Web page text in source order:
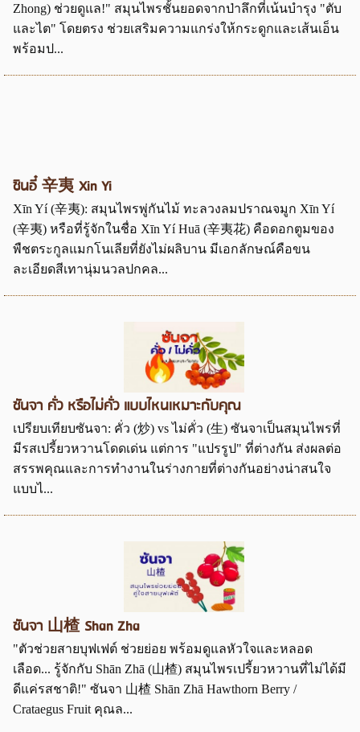
Zhong) ช่วยดูแล!" สมุนไพรชั้นยอดจากป่าลึกที่เน้นบำรุง "ตับ
และไต" โดยตรง ช่วยเสริมความแกร่งให้กระดูกและเส้นเอ็น
พร้อมป...
ซินอี๋ 辛夷 Xin Yi
Xīn Yí (辛夷): สมุนไพรพู่กันไม้ ทะลวงลมปราณจมูก Xīn Yí
(辛夷) หรือที่รู้จักในชื่อ Xīn Yí Huā (辛夷花) คือดอกตูมของ
พืชตระกูลแมกโนเลียที่ยังไม่ผลิบาน มีเอกลักษณ์คือขน
ละเอียดสีเทานุ่มนวลปกคล...
ซันจา คั่ว หรือไม่คั่ว แบบไหนเหมาะกับคุณ
เปรียบเทียบซันจา: คั่ว (炒) vs ไม่คั่ว (生) ซันจาเป็นสมุนไพรที่
มีรสเปรี้ยวหวานโดดเด่น แต่การ "แปรรูป" ที่ต่างกัน ส่งผลต่อ
สรรพคุณและการทำงานในร่างกายที่ต่างกันอย่างน่าสนใจ
แบบไ...
ซันจา 山楂 Shan Zha
"ตัวช่วยสายบุฟเฟต์ ช่วยย่อย พร้อมดูแลหัวใจและหลอด
เลือด... รู้จักกับ Shān Zhā (山楂) สมุนไพรเปรี้ยวหวานที่ไม่ได้มี
ดีแค่รสชาติ!" ซันจา 山楂 Shān Zhā Hawthorn Berry /
Crataegus Fruit คุณล...